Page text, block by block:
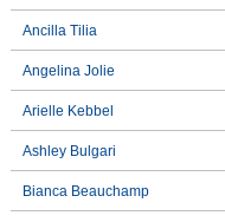
Ancilla Tilia
Angelina Jolie
Arielle Kebbel
Ashley Bulgari
Bianca Beauchamp